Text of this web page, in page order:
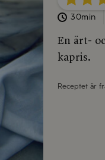
30min
En ärt-
kapris.
Receptet är